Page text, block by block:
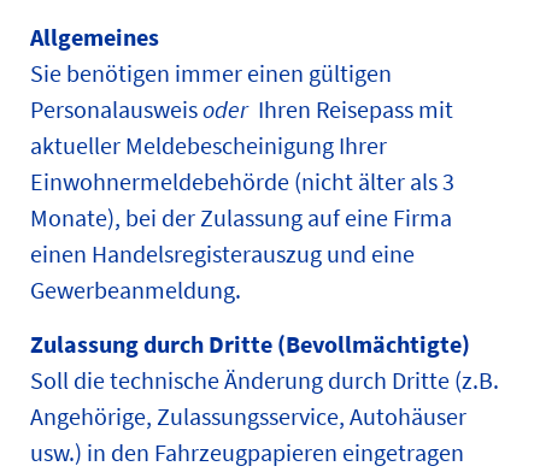
Allgemeines
Sie benötigen immer einen gültigen
PersonalausweisoderIhren Reisepass mit
aktueller Meldebescheinigung Ihrer
Einwohnermeldebehörde (nicht älter als 3
Monate), bei der Zulassung auf eine Firma
einen Handelsregisterauszug und eine
Gewerbeanmeldung.
Zulassung durch Dritte (Bevollmächtigte)
Soll die technische Änderung durch Dritte (z.B.
Angehörige, Zulassungsservice, Autohäuser
usw.) in den Fahrzeugpapieren eingetragen